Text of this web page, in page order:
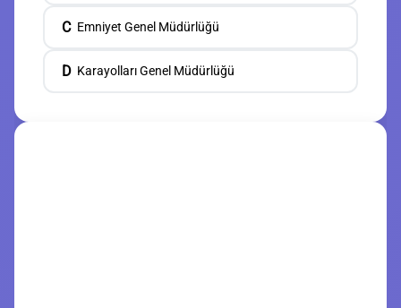
C Emniyet Genel Müdürlüğü
D Karayolları Genel Müdürlüğü